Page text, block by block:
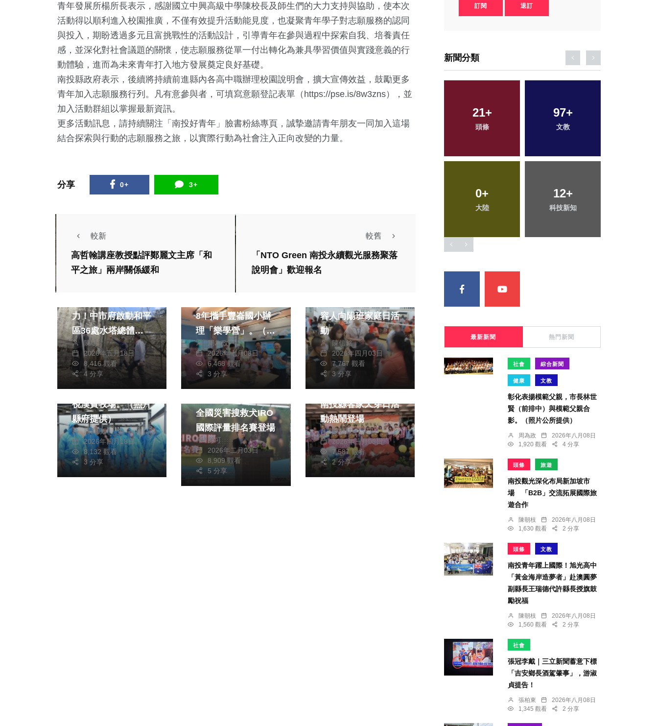
青年發展所楊所長表示，感謝國立中興高級中學陳校長及師生們的大力支持與協助，使本次
活動得以順利進入校園推廣，不僅有效提升活動能見度，也凝聚青年學子對志願服務的認同
與投入，期盼透過多元且富挑戰性的活動設計，引導青年在參與過程中探索自我、培養責任
感，並深化對社會議題的關懷，使志願服務從單一付出轉化為兼具學習價值與實踐意義的行
動體驗，進而為未來青年打入地方發展奠定良好基礎。
南投縣政府表示，後續將持續前進縣內各高中職辦理校園說明會，擴大宣傳效益，鼓勵更多
青年加入志願服務行列。凡有意參與者，可填寫意願登記表單（https://pse.is/8w3zns），並
加入活動群組以掌握最新資訊。
更多活動訊息，請持續關注「南投好青年」臉書粉絲專頁，誠摯邀請青年朋友一同加入這場
結合探索與行動的志願服務之旅，以實際行動為社會注入正向改變的力量。
分享 0+ 3+
較新
高哲翰講座教授點評鄭麗文主席「和
平之旅」兩岸關係緩和
較舊
「NTO Green 南投永續觀光服務聚落
說明會」歡迎報名
社會 農業
力！中市府啟動和平
區36處水塔總體檢
守護偏鄉用水需求
陳明
2026年五月18日
8,416 觀看
4 分享
綜合新聞
8年攜手豐崙國小辦
理「樂學營」。（照
片大葉提供）
周為政
2026年七月08日
6,468 觀看
3 分享
容人向陽班家庭日活
動
陳信銘
2026年四月03日
7,767 觀看
3 分享
社會 農業
綜合新聞 健康
文教
王縣長陪同卓院長訪
視漢寶牧場。（照片
縣府提供）
周為政
2026年四月18日
8,132 觀看
3 分享
全國災害搜救犬IRO
國際評量排名賽登場
彭可
2026年二月03日
8,909 觀看
5 分享
南投縣客家天穿日活
動熱鬧登場
陳朝枝
2026年三月08日
7,587 觀看
2 分享
訂閱 退訂
新聞分類
28+
農業
43+
68+
旅遊 社會
265+
21+
頭條
97+
文教
0+
大陸
12+
科技新知
88+
健康
31+
農業
24+
宗教
43+
專欄
最新新聞 熱門新聞
社會 綜合新聞
健康 文教
彰化表揚模範父親，市長林世
賢（前排中）與模範父親合
影。（照片公所提供）
周為政
2026年八月08日
1,920 觀看
4 分享
頭條 旅遊
南投觀光深化布局新加坡市
場 「B2B」交流拓展國際旅
遊合作
陳朝枝
2026年八月08日
1,630 觀看
2 分享
頭條 文教
南投青年躍上國際！旭光高中
「黃金海岸造夢者」赴澳圓夢
副縣長王瑞德代許縣長授旗鼓
勵祝福
陳朝枝
2026年八月08日
1,560 觀看
2 分享
社會
張冠李戴｜三立新聞蓄意下標
「吉安鄉長酒駕肇事」，游淑
貞提告！
張柏東
2026年八月08日
1,345 觀看
2 分享